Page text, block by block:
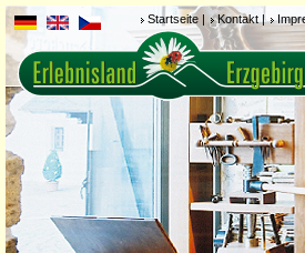
Startseite | Kontakt |